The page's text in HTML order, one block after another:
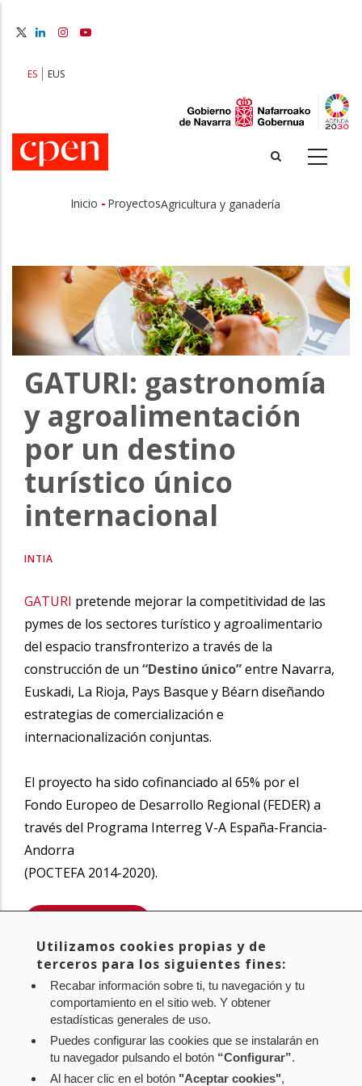
principal
ES EUS
de
ayuda
a
la
navegación
Inicio - ProyectosAgricultura y ganadería
GATURI: gastronomía
y agroalimentación
por un destino
turístico único
internacional
INTIA
GATURI pretende mejorar la competitividad de las
pymes de los sectores turístico y agroalimentario
del espacio transfronterizo a través de la
construcción de un “Destino único”entre Navarra,
Euskadi, La Rioja, Pays Basque y Béarn diseñando
estrategias de comercialización e
internacionalización conjuntas.
El proyecto ha sido cofinanciado al 65% por el
Fondo Europeo de Desarrollo Regional (FEDER) a
través del Programa Interreg V-A España-Francia-
Andorra
(POCTEFA 2014-2020).
TwitterFacebook
Utilizamos cookies propias y de
terceros para los siguientes fines:
Recabar información sobre ti, tu navegación y tu
comportamiento en el sitio web. Y obtener
estadísticas generales de uso.
Puedes configurar las cookies que se instalarán en
tu navegador pulsando el botón “Configurar”.
Al hacer clic en el botón "Aceptar cookies",